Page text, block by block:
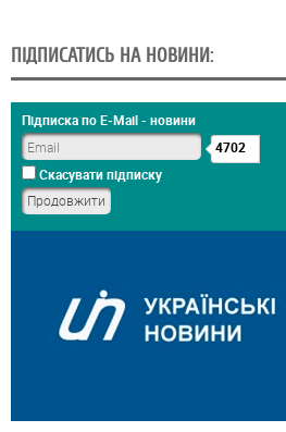
ПІДПИСАТИСЬ НА НОВИНИ:
Підписка по E-Mail - новини
4702
Скасувати підписку